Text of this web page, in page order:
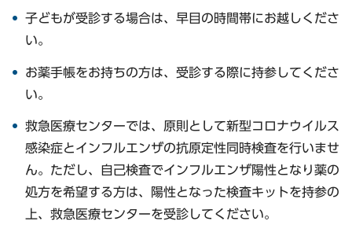
子どもが受診する場合は、早目の時間帯にお越しくださ
い。
お薬手帳をお持ちの方は、受診する際に持参してくださ
い。
救急医療センターでは、原則として新型コロナウイルス
感染症とインフルエンザの抗原定性同時検査を行いませ
ん。ただし、自己検査でインフルエンザ陽性となり薬の
処方を希望する方は、陽性となった検査キットを持参の
上、救急医療センターを受診してください。